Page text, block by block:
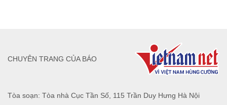
Tòa soạn: Tòa nhà Cục Tần Số, 115 Trần Duy Hưng Hà Nội
CHUYÊN TRANG CỦA BÁO